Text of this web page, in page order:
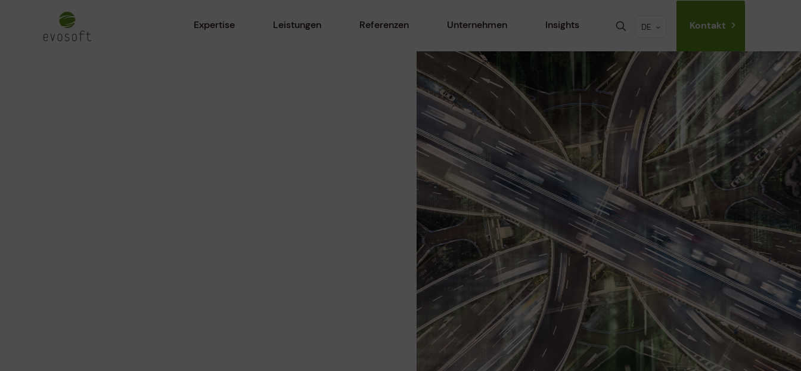
Expertise Leistungen Referenzen Unternehmen Insights DE Kontakt